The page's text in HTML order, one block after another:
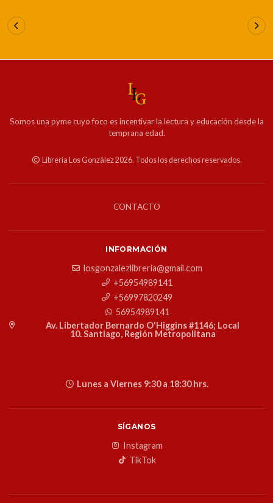
Somos una pyme cuyo foco es incentivar la lectura y educación desde la
temprana edad.
Librería Los González 2026. Todos los derechos reservados.
CONTACTO
INFORMACIÓN
losgonzalezlibreria@gmail.com
+56954989141
+56997820249
56954989141
Av. Libertador Bernardo O'Higgins #1146; Local
10. Santiago, Región Metropolitana
Lunes a Viernes 9:30 a 18:30 hrs.
SÍGANOS
Instagram
TikTok